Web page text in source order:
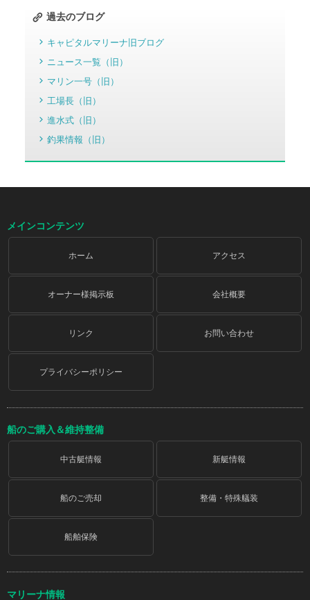
過去のブログ
キャピタルマリーナ旧ブログ
ニュース一覧（旧）
マリン一号（旧）
工場長（旧）
進水式（旧）
釣果情報（旧）
メインコンテンツ
ホーム アクセス
オーナー様掲示板 会社概要
リンク お問い合わせ
プライバシーポリシー
船のご購入＆維持整備
中古艇情報 新艇情報
船のご売却 整備・特殊艤装
船舶保険
マリーナ情報